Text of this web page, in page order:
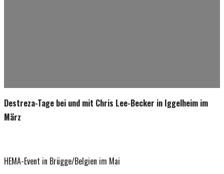
Destreza-Tage bei und mit Chris Lee-Becker in Iggelheim im
März
HEMA-Event in Brügge/Belgien im Mai